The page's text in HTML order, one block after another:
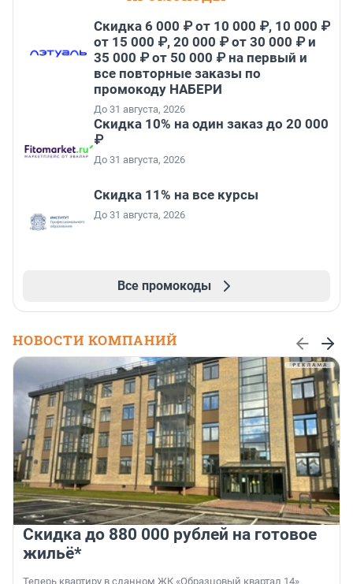
Скидка 6 000 ₽ от 10 000 ₽, 10 000 ₽
от 15 000 ₽, 20 000 ₽ от 30 000 ₽ и
35 000 ₽ от 50 000 ₽ на первый и
все повторные заказы по
промокоду НАБЕРИ
До 31 августа, 2026
Скидка 10% на один заказ до 20 000
₽
До 31 августа, 2026
Скидка 11% на все курсы
До 31 августа, 2026
Все промокоды
НОВОСТИ КОМПАНИЙ
Скидка до 880 000 рублей на готовое
жильё*
Теперь квартиру в сданном ЖК «Образцовый квартал 14»